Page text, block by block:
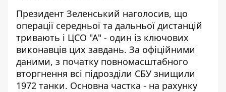
Президент Зеленський наголосив, що
операції середньої та дальньої дистанцій
тривають і ЦСО "А" - один із ключових
виконавців цих завдань. За офіційними
даними, з початку повномасштабного
вторгнення всі підрозділи СБУ знищили
1972 танки. Основна частка - на рахунку